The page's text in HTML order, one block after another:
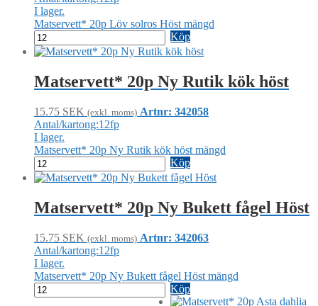
I lager.
Matservett* 20p Löv solros Höst mängd
Köp
Matservett* 20p Ny Rutik kök höst
15.75 SEK (exkl. moms) Artnr: 342058
Antal/kartong:12fp
I lager.
Matservett* 20p Ny Rutik kök höst mängd
Köp
Matservett* 20p Ny Bukett fågel Höst
15.75 SEK (exkl. moms) Artnr: 342063
Antal/kartong:12fp
I lager.
Matservett* 20p Ny Bukett fågel Höst mängd
Köp